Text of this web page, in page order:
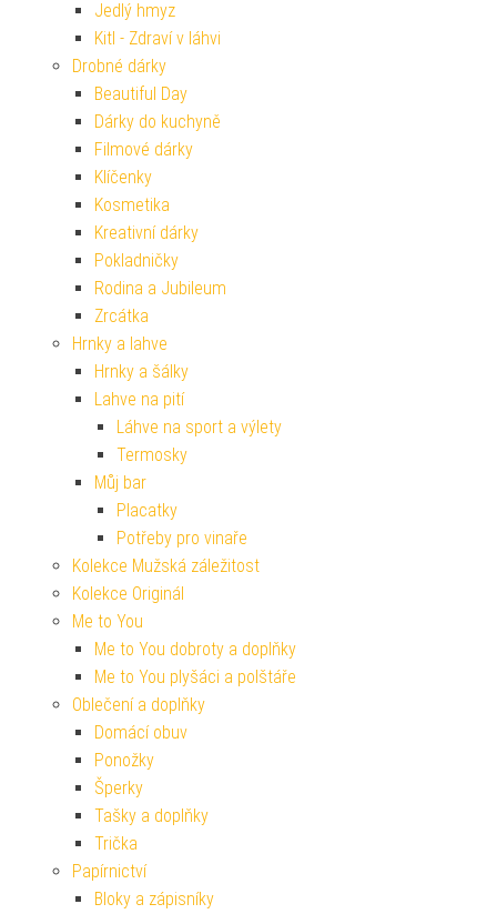
Jedlý hmyz
Kitl - Zdraví v láhvi
Drobné dárky
Beautiful Day
Dárky do kuchyně
Filmové dárky
Klíčenky
Kosmetika
Kreativní dárky
Pokladničky
Rodina a Jubileum
Zrcátka
Hrnky a lahve
Hrnky a šálky
Lahve na pití
Láhve na sport a výlety
Termosky
Můj bar
Placatky
Potřeby pro vinaře
Kolekce Mužská záležitost
Kolekce Originál
Me to You
Me to You dobroty a doplňky
Me to You plyšáci a polštáře
Oblečení a doplňky
Domácí obuv
Ponožky
Šperky
Tašky a doplňky
Trička
Papírnictví
Bloky a zápisníky